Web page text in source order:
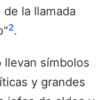
la llamada
2.
llevan símbolos
y grandes